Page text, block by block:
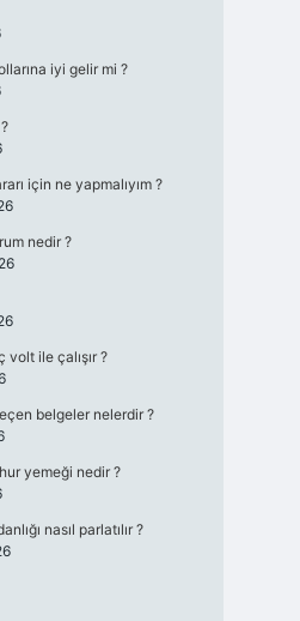
iyi gelir mi ?
için ne yapmalıyım ?
nedir ?
volt ile çalışır ?
belgeler nelerdir ?
yemeği nedir ?
nasıl parlatılır ?